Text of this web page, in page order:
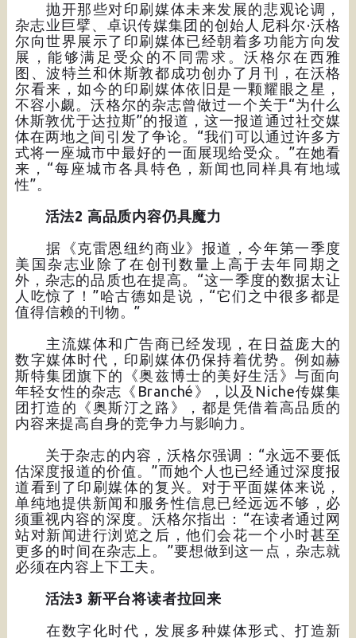
抛开那些对印刷媒体未来发展的悲观论调，
杂志业巨擘、卓识传媒集团的创始人尼科尔·沃格
尔向世界展示了印刷媒体已经朝着多功能方向发
展，能够满足受众的不同需求。沃格尔在西雅
图、波特兰和休斯敦都成功创办了月刊，在沃格
尔看来，如今的印刷媒体依旧是一颗耀眼之星，
不容小觑。沃格尔的杂志曾做过一个关于“为什么
休斯敦优于达拉斯”的报道，这一报道通过社交媒
体在两地之间引发了争论。“我们可以通过许多方
式将一座城市中最好的一面展现给受众。”在她看
来，“每座城市各具特色，新闻也同样具有地域
性”。
活法2 高品质内容仍具魔力
据《克雷恩纽约商业》报道，今年第一季度
美国杂志业除了在创刊数量上高于去年同期之
外，杂志的品质也在提高。“这一季度的数据太让
人吃惊了！”哈古德如是说，“它们之中很多都是
值得信赖的刊物。”
主流媒体和广告商已经发现，在日益庞大的
数字媒体时代，印刷媒体仍保持着优势。例如赫
斯特集团旗下的《奥兹博士的美好生活》与面向
年轻女性的杂志《Branché》，以及Niche传媒集
团打造的《奥斯汀之路》，都是凭借着高品质的
内容来提高自身的竞争力与影响力。
关于杂志的内容，沃格尔强调：“永远不要低
估深度报道的价值。”而她个人也已经通过深度报
道看到了印刷媒体的复兴。对于平面媒体来说，
单纯地提供新闻和服务性信息已经远远不够，必
须重视内容的深度。沃格尔指出：“在读者通过网
站对新闻进行浏览之后，他们会花一个小时甚至
更多的时间在杂志上。”要想做到这一点，杂志就
必须在内容上下工夫。
活法3 新平台将读者拉回来
在数字化时代，发展多种媒体形式、打造新